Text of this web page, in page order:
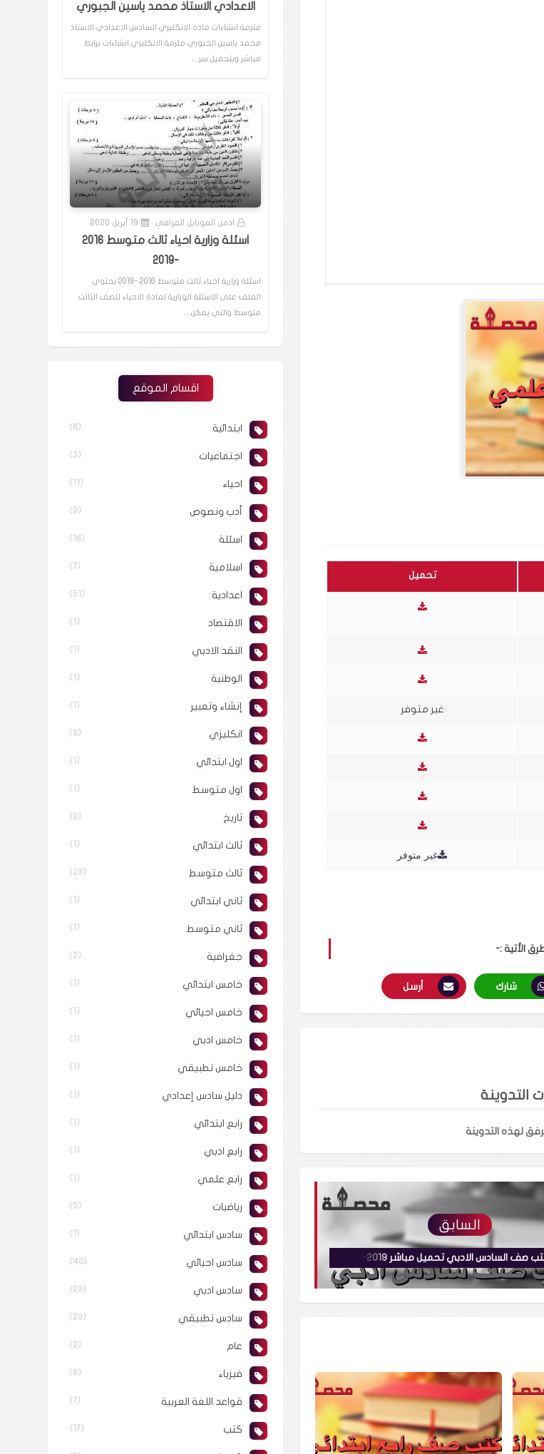
تحميل
غير متوفر
غير متوفر
الأتية :-
شارك أرسل
التدوينة
لهذه التدوينة
السابق
السادس الادبي تحميل مباشر 2019-2020
الاعدادي الاستاذ محمد ياسين الجبوري
ملزمة انشاءات مادة الانكليزي السادس الاعدادي الاستاذ
محمد ياسين الجبوري ملزمة الانكليزي انشاءات برابط
مباشر وبتحميل سر…
ادمن الموبايل العراقي 19 أبريل 2020
اسئلة وزارية احياء ثالث متوسط 2016
-2019
اسئلة وزارية احياء ثالث متوسط 2016 -2019 يحتوي
الملف على الاسئلة الوزارية لمادة الاحياء للصف الثالث
متوسط والتي يمكن…
اقسام الموقع
ابتدائية (6)
اجتماعيات (3)
احياء (11)
أدب ونصوص (2)
اسئلة (16)
اسلامية (7)
اعدادية (51)
الاقتصاد (1)
النقد الادبي (1)
الوطنية (1)
إنشاء وتعبير (1)
انكليزي (9)
اول ابتدائي (1)
اول متوسط (1)
تاريخ (2)
ثالث ابتدائي (1)
ثالث متوسط (23)
ثاني ابتدائي (1)
ثاني متوسط (1)
جغرافية (2)
خامس ابتدائي (1)
خامس احيائي (1)
خامس ادبي (1)
خامس تطبيقي (1)
دليل سادس إعدادي (1)
رابع ابتدائي (1)
رابع ادبي (1)
رابع علمي (1)
رياضيات (5)
سادس ابتدائي (1)
سادس احيائي (40)
سادس ادبي (22)
سادس تطبيقي (23)
عام (2)
فيزياء (8)
قواعد اللغة العربية (7)
كتب (17)